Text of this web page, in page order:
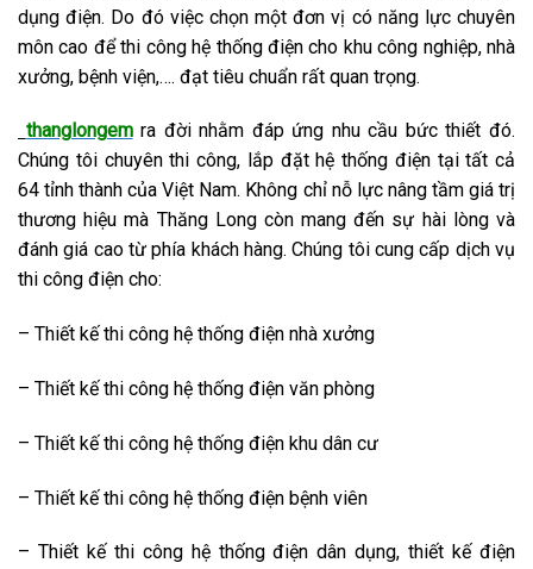
dụng điện. Do đó việc chọn một đơn vị có năng lực chuyên
môn cao để thi công hệ thống điện cho khu công nghiệp, nhà
xưởng, bệnh viện,…. đạt tiêu chuẩn rất quan trọng.
thanglongemra đời nhằm đáp ứng nhu cầu bức thiết đó.
Chúng tôi chuyên thi công, lắp đặt hệ thống điện tại tất cả
64 tỉnh thành của Việt Nam. Không chỉ nỗ lực nâng tầm giá trị
thương hiệu mà Thăng Long còn mang đến sự hài lòng và
đánh giá cao từ phía khách hàng. Chúng tôi cung cấp dịch vụ
thi công điện cho:
– Thiết kế thi công hệ thống điện nhà xưởng
– Thiết kế thi công hệ thống điện văn phòng
– Thiết kế thi công hệ thống điện khu dân cư
– Thiết kế thi công hệ thống điện bệnh viên
– Thiết kế thi công hệ thống điện dân dụng, thiết kế điện